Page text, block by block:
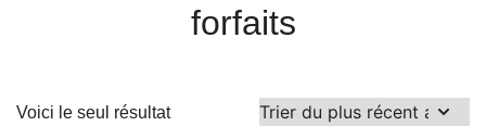
forfaits
Voici le seul résultat